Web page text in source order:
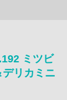
ミツビ
リカミニ